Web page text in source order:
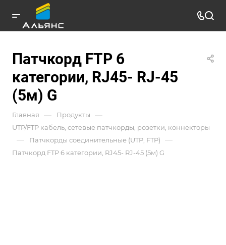
Патчкорд FTP 6
категории, RJ45- RJ-45
(5м) G
Главная — Продукты —
UTP/FTP кабель, сетевые патчкорды, розетки, коннекторы
— Патчкорды соединительные (UTP, FTP) —
Патчкорд FTP 6 категории, RJ45- RJ-45 (5м) G